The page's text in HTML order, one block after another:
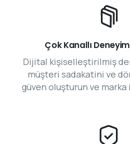
Çok Kanallı
Dijital kişiselleştirilmiş
müşteri sadakatini ve
güven oluşturun ve marka